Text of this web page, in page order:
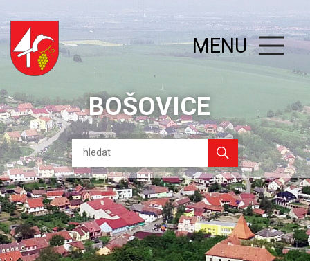
BOŠOVICE
MENU